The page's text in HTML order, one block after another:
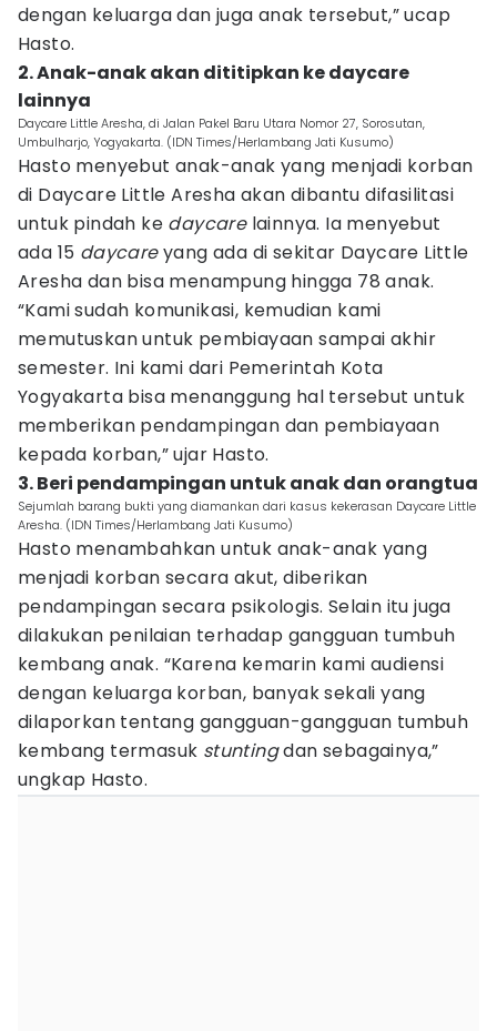
dengan keluarga dan juga anak tersebut,” ucap
Hasto.
2. Anak-anak akan dititipkan ke daycare
lainnya
Daycare Little Aresha, di Jalan Pakel Baru Utara Nomor 27, Sorosutan,
Umbulharjo, Yogyakarta. (IDN Times/Herlambang Jati Kusumo)
Hasto menyebut anak-anak yang menjadi korban
di Daycare Little Aresha akan dibantu difasilitasi
untuk pindah ke daycare lainnya. Ia menyebut
ada 15 daycareyang ada di sekitar Daycare Little
Aresha dan bisa menampung hingga 78 anak.
“Kami sudah komunikasi, kemudian kami
memutuskan untuk pembiayaan sampai akhir
semester. Ini kami dari Pemerintah Kota
Yogyakarta bisa menanggung hal tersebut untuk
memberikan pendampingan dan pembiayaan
kepada korban,” ujar Hasto.
3. Beri pendampingan untuk anak dan orangtua
Sejumlah barang bukti yang diamankan dari kasus kekerasan Daycare Little
Aresha. (IDN Times/Herlambang Jati Kusumo)
Hasto menambahkan untuk anak-anak yang
menjadi korban secara akut, diberikan
pendampingan secara psikologis. Selain itu juga
dilakukan penilaian terhadap gangguan tumbuh
kembang anak. “Karena kemarin kami audiensi
dengan keluarga korban, banyak sekali yang
dilaporkan tentang gangguan-gangguan tumbuh
kembang termasuk stuntingdan sebagainya,”
ungkap Hasto.